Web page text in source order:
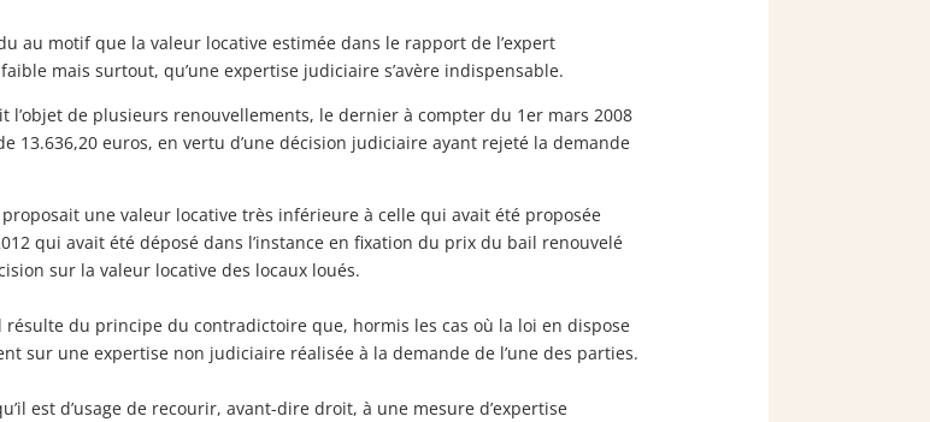
au motif que la valeur locative estimée dans le rapport de l’expert
mais surtout, qu’une expertise judiciaire s’avère indispensable.
l’objet de plusieurs renouvellements, le dernier à compter du 1er mars 2008
13.636,20 euros, en vertu d’une décision judiciaire ayant rejeté la demande
une valeur locative très inférieure à celle qui avait été proposée
qui avait été déposé dans l’instance en fixation du prix du bail renouvelé
sur la valeur locative des locaux loués.
résulte du principe du contradictoire que, hormis les cas où la loi en dispose
sur une expertise non judiciaire réalisée à la demande de l’une des parties.
est d’usage de recourir, avant-dire droit, à une mesure d’expertise